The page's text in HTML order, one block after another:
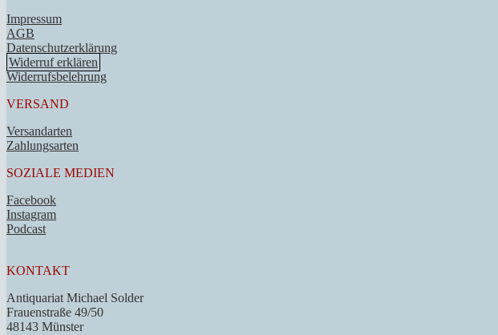
Impressum
AGB
Datenschutzerklärung
Widerruf erklären
Widerrufsbelehrung
VERSAND
Versandarten
Zahlungsarten
SOZIALE MEDIEN
Facebook
Instagram
Podcast
KONTAKT
Antiquariat Michael Solder
Frauenstraße 49/50
48143 Münster